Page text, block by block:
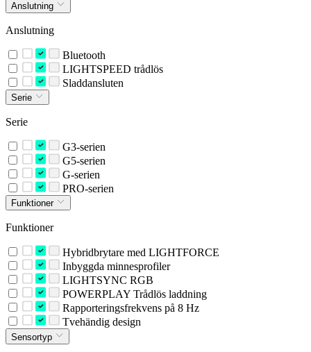
Anslutning
Anslutning
Bluetooth
LIGHTSPEED trådlös
Sladdansluten
Serie
Serie
G3-serien
G5-serien
G-serien
PRO-serien
Funktioner
Funktioner
Hybridbrytare med LIGHTFORCE
Inbyggda minnesprofiler
LIGHTSYNC RGB
POWERPLAY Trådlös laddning
Rapporteringsfrekvens på 8 Hz
Tvehändig design
Sensortyp